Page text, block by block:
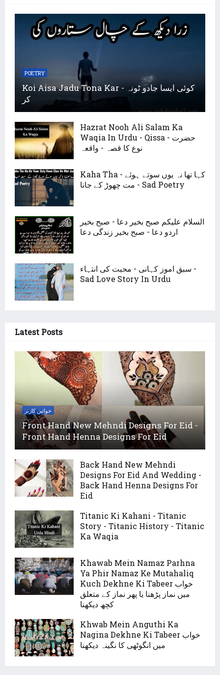
POETRY
Koi Aisa Jadu Tona Kar - کوئی ایسا جادو ٹونہ
کر
Hazrat Nooh Ali Salam Ka
Waqia In Urdu - Qissa - حضرت
نوع کا قصہ - واقعہ
Kaha Tha - کہا تھا نہ یوں سوتے ہوئے
مت چھوڑ کے جانا - Sad Poetry
السلام علیکم صبح بخیر دعا - صبح بخیر
اردو دعا - صبح بخیر زندگی دعا
سبق اموز کہانی - محبت کی انتہاء -
Sad Love Story In Urdu
Latest Posts
خواتین کارنر
Front Hand New Mehndi Designs For Eid -
Front Hand Henna Designs For Eid
Back Hand New Mehndi
Designs For Eid And Wedding -
Back Hand Henna Designs For
Eid
Titanic Ki Kahani - Titanic
Story - Titanic History - Titanic
Ka Waqia
Khawab Mein Namaz Parhna
Ya Phir Namaz Ke Mutahaliq
Kuch Dekhne Ki Tabeer خواب
میں نماز پڑھنا یا پھر نماز کے متعلق
کچھ دیکھنا
Khwab Mein Anguthi Ka
Nagina Dekhne Ki Tabeer خواب
میں انگوٹھی کا نگینہ دیکھنا